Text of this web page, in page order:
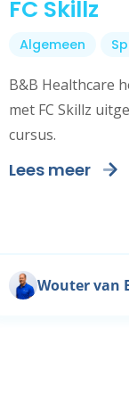
FC Skillz
Algemeen
B&B Healthcare
met FC Skillz
cursus.
Lees meer
Wouter van